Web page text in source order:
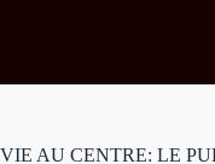
VIE AU CENTRE: LE